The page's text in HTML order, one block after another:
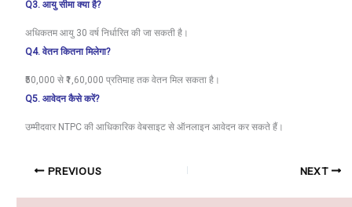
Q3. आयु सीमा क्या है?
अधिकतम आयु 30 वर्ष निर्धारित की जा सकती है।
Q4. वेतन कितना मिलेगा?
₹50,000 से ₹1,60,000 प्रतिमाह तक वेतन मिल सकता है।
Q5. आवेदन कैसे करें?
उम्मीदवार NTPC की आधिकारिक वेबसाइट से ऑनलाइन आवेदन कर सकते हैं।
PREVIOUS NEXT